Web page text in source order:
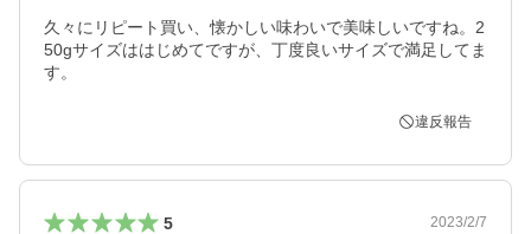
久々にリピート買い、懐かしい味わいで美味しいですね。2
50gサイズははじめてですが、丁度良いサイズで満足してま
す。
違反報告
5
2023/2/7